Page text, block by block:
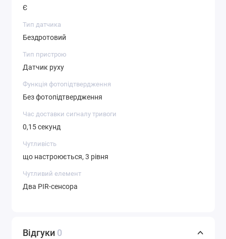
Є
Тип датчика
Бездротовий
Тип пристрою
Датчик руху
Функція фотопідтвердження
Без фотопідтвердження
Час доставки сигналу тривоги
0,15 секунд
Чутливість
що настроюється, 3 рівня
Чутливий елемент
Два PIR-сенсора
Відгуки 0